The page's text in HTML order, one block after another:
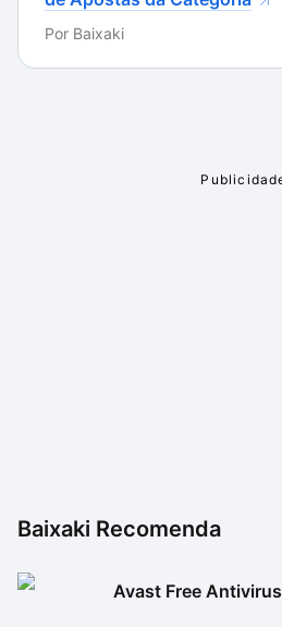
Por Baixaki
Baixaki Recomenda
Avast Free Antivirus